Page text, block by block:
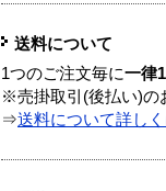
送料について
1つのご注文毎に一律
※売掛取引(後払い)の
⇒送料について詳し